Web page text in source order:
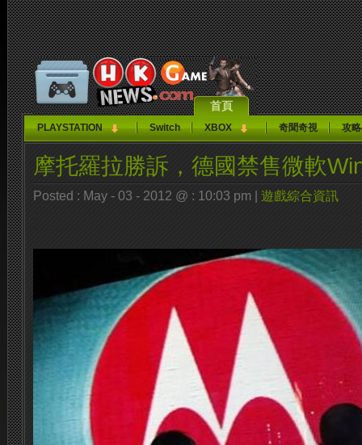
首頁
PLAYSTATION Switch XBOX 奇聞奇視 攻
摩托羅拉勝訴，德國禁售微軟
Posted : May - 03 - 2012 @ : 10:03 pm | 遊戲綜合資訊